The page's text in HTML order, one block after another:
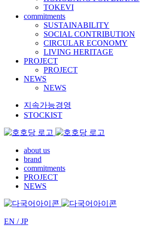
TOKEVI
commitments
SUSTAINABILITY
SOCIAL CONTRIBUTION
CIRCULAR ECONOMY
LIVING HERITAGE
PROJECT
PROJECT
NEWS
NEWS
지속가능경영
STOCKIST
about us
brand
commitments
PROJECT
NEWS
EN / JP